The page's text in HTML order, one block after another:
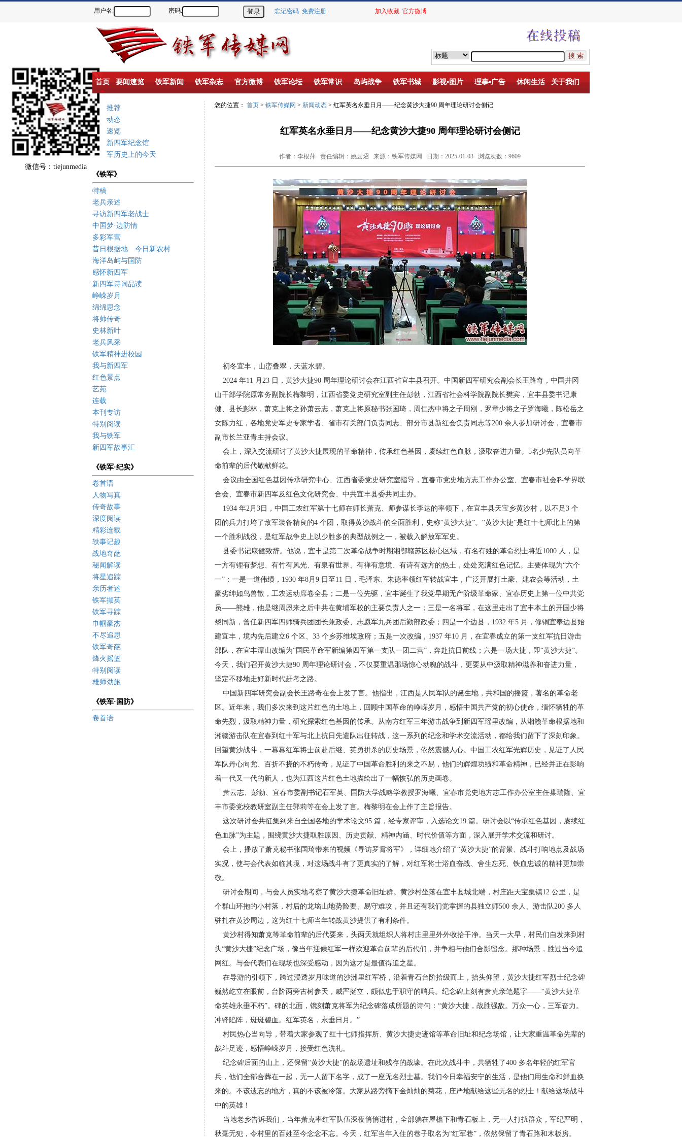
微信号：tiejunmedia
用户名: 密码: 忘记密码 免费注册 加入收藏 官方微博
首页 要闻速览 铁军新闻 铁军杂志 官方微博 铁军论坛 铁军常识 岛屿战争 铁军书城 影视▪图片 理事▪广告 休闲生活 关于我们
重点推荐
新闻动态
要闻速览
盐城新四军纪念馆
新四军历史上的今天
《铁军》
特稿
老兵亲述
寻访新四军老战士
中国梦·边防情
多彩军营
昔日根据地 今日新农村
海洋岛屿与国防
感怀新四军
新四军诗词品读
峥嵘岁月
绵绵思念
将帅传奇
史林新叶
老兵风采
铁军精神进校园
我与新四军
红色景点
艺苑
连载
本刊专访
特别阅读
我与铁军
新四军故事汇
《铁军·纪实》
卷首语
人物写真
传奇故事
深度阅读
精彩连载
轶事记趣
战地奇葩
秘闻解读
将星追踪
亲历者述
铁军撷英
铁军寻踪
巾帼豪杰
不尽追思
铁军奇葩
烽火摇篮
特别阅读
雄师劲旅
《铁军·国防》
卷首语
您的位置： 首页 > 铁军传媒网 > 新闻动态 > 红军英名永垂日月——纪念黄沙大捷90 周年理论研讨会侧记
红军英名永垂日月——纪念黄沙大捷90 周年理论研讨会侧记
作者：李根萍 责任编辑：姚云炤 来源：铁军传媒网 日期：2025-01-03 浏览次数：9609
初冬宜丰，山峦叠翠，天蓝水碧。
2024 年11 月23 日，黄沙大捷90 周年理论研讨会在江西省宜丰县召开。中国新四军研究会副会长王路奇，中国井冈
山干部学院原常务副院长梅黎明，江西省委党史研究室副主任彭勃，江西省社会科学院副 院长樊宾，宜丰县委书记康
健、县长彭林，萧克上将之孙萧云志，萧克上将原秘书张国琦，周仁杰中将之子周刚，罗章少将之子罗海曦，陈松岳之
女陈力红，各地党史军史专家学者、省市有关部门负责同志、部分市县新红会负责同志等200 余人参加研讨会，宜春市
副 市长兰亚青主持会议。
会上，深入交流研讨了黄沙大捷展现的革命精神，传承红色基因，赓续红色血脉，汲取奋进力量。5名少先队员向革
命前辈的后代敬献鲜花。
会议由全国红色基因传承研究中心、江西省委党史研究室指导，宜春市党史地方志工作办公室、宜春市社会科学界联
合会、宜春市新四军及红色文化研究会、中共宜丰县委共同主办。
1934 年2月3日，中国工农红军第十七师在师长萧克、师参谋长李达的率领下，在宜丰县天宝乡黄沙村， 以不足3 个
团的兵力打垮了敌军装备精良的4 个团，取得黄沙战斗的全面胜利，史称“黄沙大捷”。“黄沙大捷”是红十七师北上的第
一个胜利战役，是红军战争史上以少胜多的典型战例之一，被载入解放军军史。
县委书记康健致辞。他说，宜丰是第二次革命战争时期湘鄂赣苏区核心区域，有名有姓的革命烈士将近1000 人，是
一方有锂有梦想、有竹有风光、有泉有世界、有禅有意境、有诗有远方的热土，处处充满红色记忆。主要体现为“六个
一”：一是一道伟绩，1930 年8月9 日至11 日，毛泽东、朱德率领红军转战宜丰，广泛开展打土豪、建农会等活动，土
豪劣绅如鸟兽散，工农运动席卷全县；二是一位先驱，宜丰诞生了我党早期无产阶级革命家、宜春历史上第一位中共党
员——熊雄，他是继周恩来之后中共在黄埔军校的主要负责人 之一；三是一名将军，在这里走出了宜丰本土的开国 少将
黎同新，曾任新四军四师骑兵团团长兼政委、志愿军九兵团后勤部政委；四是一个边县，1932 年5 月， 修铜宜奉边县始
建宜丰，境内先后建立6 个区、33 个 乡苏维埃政府；五是一次改编，1937 年10 月，在宜春成立的第一支红军抗日游击
部队，在宜丰潭山改编为“国民革命军新编第四军第一支队一团二营”，奔赴抗 日前线；六是一场大捷，即“黄沙大捷”。
今天，我们召开黄沙大捷90 周年理论研讨会，不仅要重温那场惊心动魄的战斗，更要从中汲取精神滋养和奋进力量，
坚定不移地走好新时代赶考之路。
中国新四军研究会副会长王路奇在会上发了言。 他指出，江西是人民军队的诞生地，共和国的摇篮，著名的革命老
区。近年来，我们多次来到这片红色的土地上，回顾中国革命的峥嵘岁月，感悟中国共产党的初心使命，缅怀牺牲的革
命先烈，汲取精神力量，研究探索红色基因的传承。从南方红军三年游击战争到 新四军瑶里改编，从湘赣革命根据地和
湘赣游击队在宜春到红十军与北上抗日先遣队出征转战，这一系列 的纪念和学术交流活动，都给我们留下了深刻印象。
回望黄沙战斗，一幕幕红军将士前赴后继、英勇拼杀的历史场景，依然震撼人心。中国工农红军光辉历 史，见证了人民
军队丹心向党、百折不挠的不朽传奇， 见证了中国革命胜利的来之不易，他们的辉煌功绩和革命精神，已经并正在影响
着一代又一代的新人，也为江西这片红色土地描绘出了一幅恢弘的历史画卷。
萧云志、彭勃、宜春市委副书记石军英、国防大学战略学教授罗海曦、宜春市党史地方志工作办公室主任巢瑞隆、宜
丰市委党校教研室副主任郭莉等在会上发了言。梅黎明在会上作了主旨报告。
这次研讨会共征集到来自全国各地的学术论文95 篇，经专家评审，入选论文19 篇。研讨会以“传承红色基因，赓续红
色血脉”为主题，围绕黄沙大捷取胜原因、历史贡献、精神内涵、时代价值等方面，深入展开学术交流和研讨。
会上，播放了萧克秘书张国琦带来的视频《寻访罗霄将军》，详细地介绍了“黄沙大捷”的背景、战斗打响地点及战场
实况，使与会代表如临其境，对这场战斗有了更真实的了解，对红军将士浴血奋战、舍生忘死、铁血忠诚的精神更加崇
敬。
研讨会期间，与会人员实地考察了黄沙大捷革命 旧址群。黄沙村坐落在宜丰县城北端，村庄距天宝集镇12 公里，是
个群山环抱的小村落，村后的龙垴山地势险要、易守难攻，并且还有我们党掌握的县独立师500 余人、游击队200 多人
驻扎在黄沙周边，这为红十七师当年转战黄沙提供了有利条件。
黄沙村得知萧克等革命前辈的后代要来，头两天就组织人将村庄里里外外收拾干净。当天一大早，村民们自发来到村
头“黄沙大捷”纪念广场，像当年迎候红军一样欢迎革命前辈的后代们，并争相与他们合影留念。那种场景，胜过当今追
网红。与会代表们在现场也深受感动，因为这才是最值得追之星。
在导游的引领下，跨过浸透岁月味道的沙洲里红军桥，沿着青石台阶拾级而上，抬头仰望，黄沙大捷红军烈士纪念碑
巍然屹立在眼前，台阶两旁古树参天，威严挺立，颇似忠于职守的哨兵。纪念碑上刻有萧克亲笔题字——“黄沙大捷革
命英雄永垂不朽”。碑的北面，镌刻萧克将军为纪念碑落成所题的诗句：“黄沙大捷，战胜强敌。万众一心，三军奋力。
冲锋陷阵，斑斑碧血。红军英名，永垂日月。”
村民热心当向导，带着大家参观了红十七师指挥所、黄沙大捷史迹馆等革命旧址和纪念场馆，让大家重温革命先辈的
战斗足迹，感悟峥嵘岁月，接受红色洗礼。
纪念碑后面的山上，还保留“黄沙大捷”的战场遗址和残存的战壕。在此次战斗中，共牺牲了400 多名年轻的红军官
兵，他们全部合葬在一起，无一人留下名字，成了一座无名烈士墓。我们今日幸福安宁的生活，是他们用生命和鲜血换
来的。不该遗忘的地方， 真的不该被冷落。大家从路旁摘下金灿灿的菊花，庄严地献给这些无名的烈士！献给这场战斗
中的英雄！
当地老乡告诉我们，当年萧克率红军队伍深夜悄悄进村，全部躺在屋檐下和青石板上，无一人打扰群众，军纪严明，
秋毫无犯，令村里的百姓至今念念不忘。今天，红军当年入住的巷子取名为“红军巷”，依然保留了青石路和木板房。